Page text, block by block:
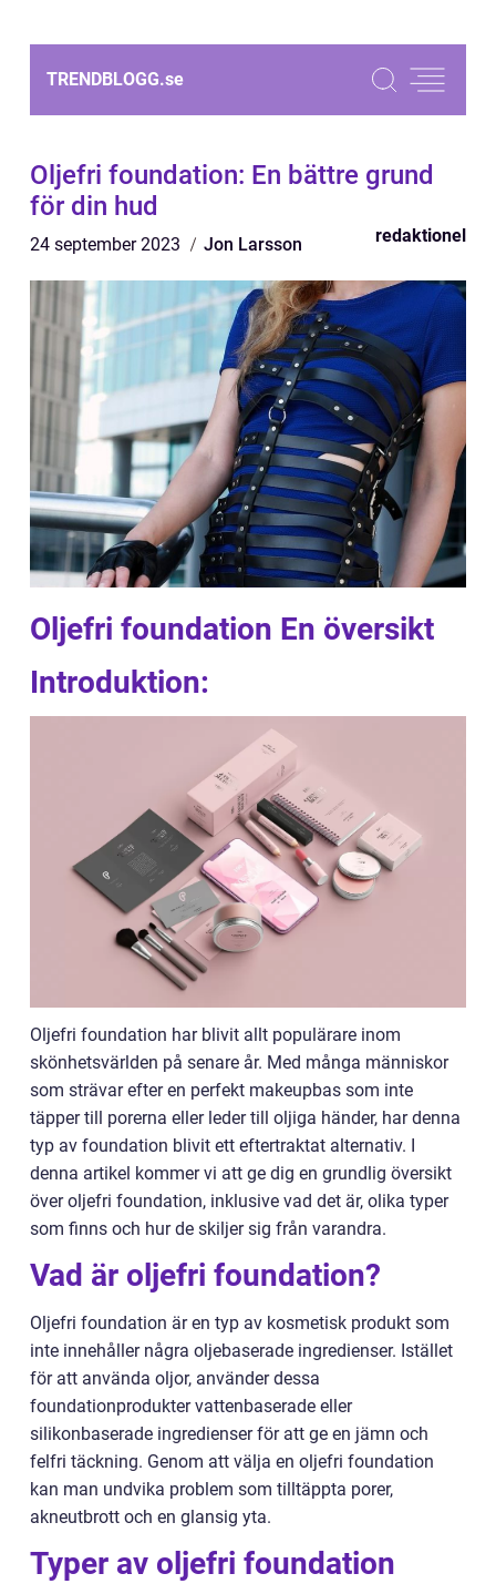
TRENDBLOGG.se
Oljefri foundation: En bättre grund
för din hud
24 september 2023 Jon Larsson redaktionel
Oljefri foundation En översikt
Introduktion:
Oljefri foundation har blivit allt populärare inom
skönhetsvärlden på senare år. Med många människor
som strävar efter en perfekt makeupbas som inte
täpper till porerna eller leder till oljiga händer, har denna
typ av foundation blivit ett eftertraktat alternativ. I
denna artikel kommer vi att ge dig en grundlig översikt
över oljefri foundation, inklusive vad det är, olika typer
som finns och hur de skiljer sig från varandra.
Vad är oljefri foundation?
Oljefri foundation är en typ av kosmetisk produkt som
inte innehåller några oljebaserade ingredienser. Istället
för att använda oljor, använder dessa
foundationprodukter vattenbaserade eller
silikonbaserade ingredienser för att ge en jämn och
felfri täckning. Genom att välja en oljefri foundation
kan man undvika problem som tilltäppta porer,
akneutbrott och en glansig yta.
Typer av oljefri foundation